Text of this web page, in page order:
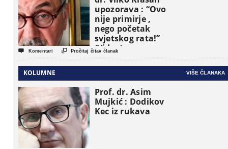
upozorava : “Ovo
nije primirje ,
nego početak
svjetskog rata!”
(Video)
 Komentari  Pročitaj čitav članak
KOLUMNE VIŠE ČLANAKA
Prof. dr. Asim
Mujkić : Dodikov
Kec iz rukava